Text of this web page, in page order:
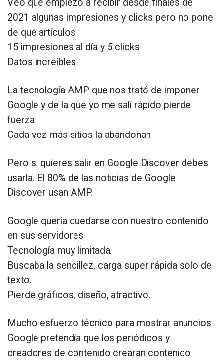
Veo que empiezo a recibir desde finales de
2021 algunas impresiones y clicks pero no pone
de que artículos
15 impresiones al día y 5 clicks
Datos increíbles
La tecnología AMP que nos trató de imponer
Google y de la que yo me salí rápido pierde
fuerza
Cada vez más sitios la abandonan
Pero si quieres salir en Google Discover debes
usarla. El 80% de las noticias de Google
Discover usan AMP.
Google quería quedarse con nuestro contenido
en sus servidores
Tecnología muy limitada.
Buscaba la sencillez, carga super rápida solo de
texto.
Pierde gráficos, diseño, atractivo.
Mucho esfuerzo técnico para mostrar anuncios
Google pretendía que los periódicos y
creadores de contenido crearan contenido